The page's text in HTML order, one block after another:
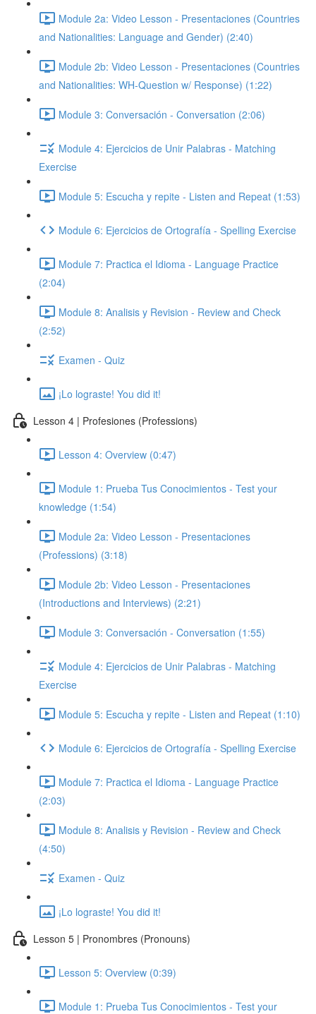
Module 2a: Video Lesson - Presentaciones (Countries
and Nationalities: Language and Gender) (2:40)
Module 2b: Video Lesson - Presentaciones (Countries
and Nationalities: WH-Question w/ Response) (1:22)
Module 3: Conversación - Conversation (2:06)
Module 4: Ejercicios de Unir Palabras - Matching
Exercise
Module 5: Escucha y repite - Listen and Repeat (1:53)
Module 6: Ejercicios de Ortografía - Spelling Exercise
Module 7: Practica el Idioma - Language Practice
(2:04)
Module 8: Analisis y Revision - Review and Check
(2:52)
Examen - Quiz
¡Lo lograste! You did it!
Lesson 4 | Profesiones (Professions)
Lesson 4: Overview (0:47)
Module 1: Prueba Tus Conocimientos - Test your
knowledge (1:54)
Module 2a: Video Lesson - Presentaciones
(Professions) (3:18)
Module 2b: Video Lesson - Presentaciones
(Introductions and Interviews) (2:21)
Module 3: Conversación - Conversation (1:55)
Module 4: Ejercicios de Unir Palabras - Matching
Exercise
Module 5: Escucha y repite - Listen and Repeat (1:10)
Module 6: Ejercicios de Ortografía - Spelling Exercise
Module 7: Practica el Idioma - Language Practice
(2:03)
Module 8: Analisis y Revision - Review and Check
(4:50)
Examen - Quiz
¡Lo lograste! You did it!
Lesson 5 | Pronombres (Pronouns)
Lesson 5: Overview (0:39)
Module 1: Prueba Tus Conocimientos - Test your